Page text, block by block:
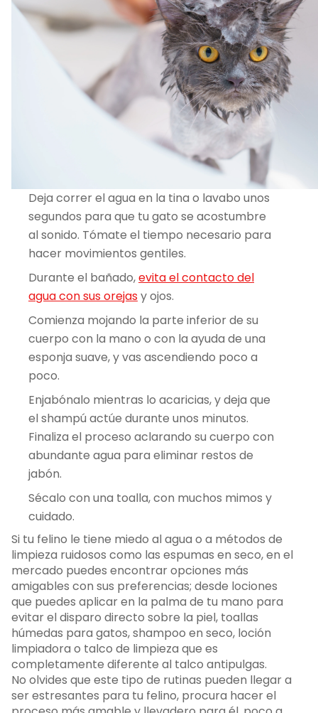
Deja correr el agua en la tina o lavabo unos
segundos para que tu gato se acostumbre
al sonido. Tómate el tiempo necesario para
hacer movimientos gentiles.
Durante el bañado,evita el contacto del
agua con sus orejasy ojos.
Comienza mojando la parte inferior de su
cuerpo con la mano o con la ayuda de una
esponja suave, y vas ascendiendo poco a
poco.
Enjabónalo mientras lo acaricias, y deja que
el shampú actúe durante unos minutos.
Finaliza el proceso aclarando su cuerpo con
abundante agua para eliminar restos de
jabón.
Sécalo con una toalla, con muchos mimos y
cuidado.
Si tu felino le tiene miedo al agua o a métodos de
limpieza ruidosos como las espumas en seco, en el
mercado puedes encontrar opciones más
amigables con sus preferencias; desde lociones
que puedes aplicar en la palma de tu mano para
evitar el disparo directo sobre la piel, toallas
húmedas para gatos, shampoo en seco, loción
limpiadora o talco de limpieza que es
completamente diferente al talco antipulgas.
No olvides que este tipo de rutinas pueden llegar a
ser estresantes para tu felino, procura hacer el